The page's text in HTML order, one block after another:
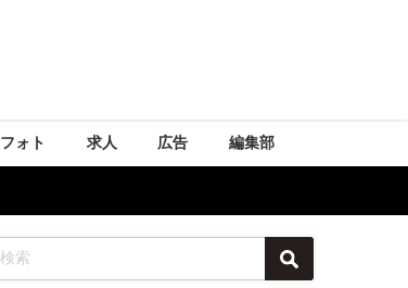
フォト 求人 広告 編集部